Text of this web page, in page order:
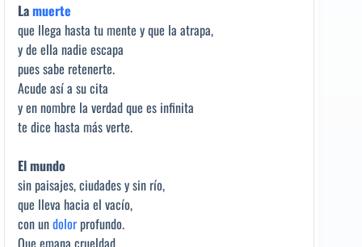
Lamuerte
que llega hasta tu mente y que la atrapa,
y de ella nadie escapa
pues sabe retenerte.
Acude así a su cita
y en nombre la verdad que es infinita
te dice hasta más verte.
El mundo
sin paisajes, ciudades y sin río,
que lleva hacia el vacío,
con undolorprofundo.
Que emana crueldad